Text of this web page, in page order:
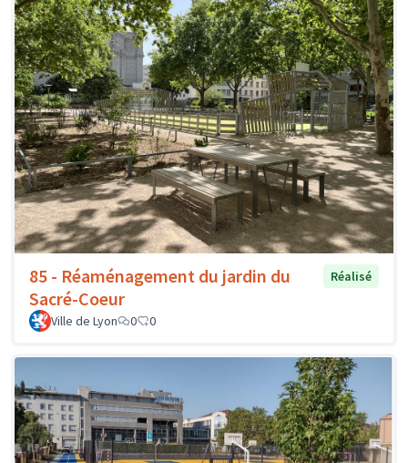
85 - Réaménagement du jardin du
Sacré-Coeur
Réalisé
Ville de Lyon 0 0